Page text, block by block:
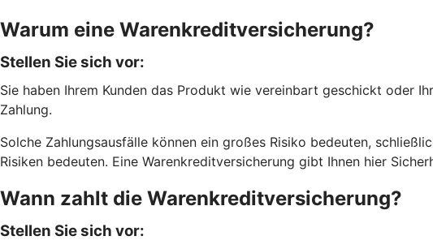
Warum eine Warenkreditversicherung?
Stellen Sie sich vor:
Sie haben Ihrem Kunden das Produkt wie vereinbart geschickt oder
Zahlung.
Solche Zahlungsausfälle können ein großes Risiko bedeuten,
Risiken bedeuten. Eine Warenkreditversicherung gibt Ihnen hier
Wann zahlt die Warenkreditversicherung?
Stellen Sie sich vor: